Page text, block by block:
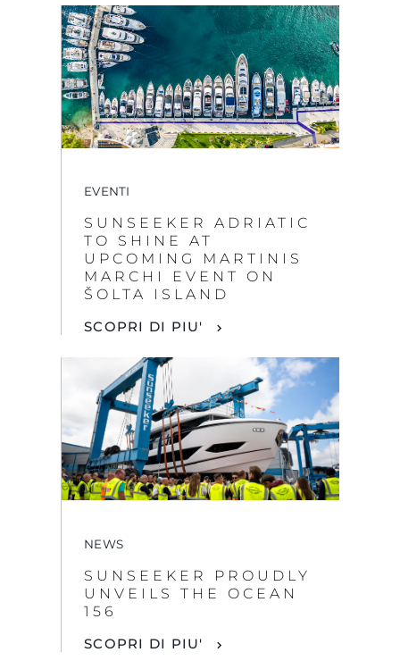
EVENTI
SUNSEEKER ADRIATIC
TO SHINE AT
UPCOMING MARTINIS
MARCHI EVENT ON
ŠOLTA ISLAND
SCOPRI DI PIU'
NEWS
SUNSEEKER PROUDLY
UNVEILS THE OCEAN
156
SCOPRI DI PIU'
By clicking “Accept All Cookies”, you agree to the
storing of cookies on your device to enhance site
navigation, analyze site usage, and assist in our
marketing efforts.
REJECT ALL
ACCEPT ALL COOKIES